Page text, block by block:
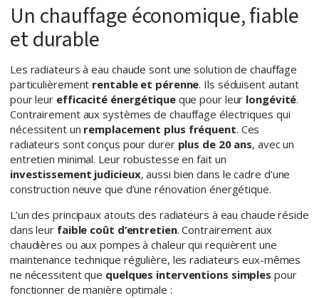
Un chauffage économique, fiable
et durable
Les radiateurs à eau chaude sont une solution de chauffage
particulièrement rentable et pérenne. Ils séduisent autant
pour leur efficacité énergétiqueque pour leur longévité.
Contrairement aux systèmes de chauffage électriques qui
nécessitent un remplacement plus fréquent. Ces
radiateurs sont conçus pour durer plus de 20 ans, avec un
entretien minimal. Leur robustesse en fait un
investissement judicieux, aussi bien dans le cadre d’une
construction neuve que d’une rénovation énergétique.
L’un des principaux atouts des radiateurs à eau chaude réside
dans leur faible coût d’entretien. Contrairement aux
chaudières ou aux pompes à chaleur qui requièrent une
maintenance technique régulière, les radiateurs eux-mêmes
ne nécessitent que quelques interventions simples pour
fonctionner de manière optimale :